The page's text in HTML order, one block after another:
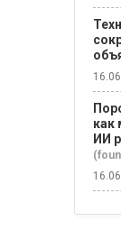
как
ИИ